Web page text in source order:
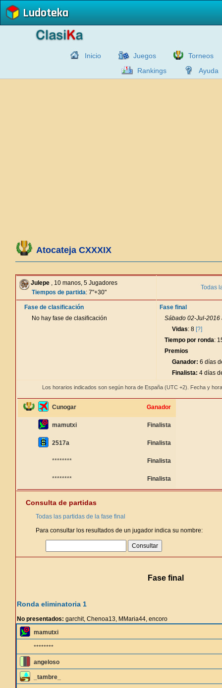
Ludoteka
Inicio Juegos
Torneos
Rankings
Ayuda
Atocateja CXXXIX
Julepe , 10 manos, 5 Jugadores
Tiempos de partida: 7"+30"
Todas
Fase de clasificación
No hay fase de clasificación
Fase final
Sábado 02-Jul-2016
Vidas: 8 [?]
Tiempo por ronda:
Premios
Ganador: 6 días
Finalista: 4 días
Los horarios indicados son según hora de España (UTC +2). Fecha y
Cunogar Ganador
mamutxi Finalista
2517a Finalista
******** Finalista
******** Finalista
Consulta de partidas
Todas las partidas de la fase final
Para consultar los resultados de un jugador indica su nombre:
Fase final
Ronda eliminatoria 1
No presentados: garchit, Chenoa13, MMaria44, encoro
mamutxi
********
angeloso
_tambre_